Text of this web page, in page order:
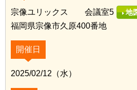
宗像ユリックス 会議室5 地
福岡県宗像市久原400番地
開催日
2025/02/12（水）